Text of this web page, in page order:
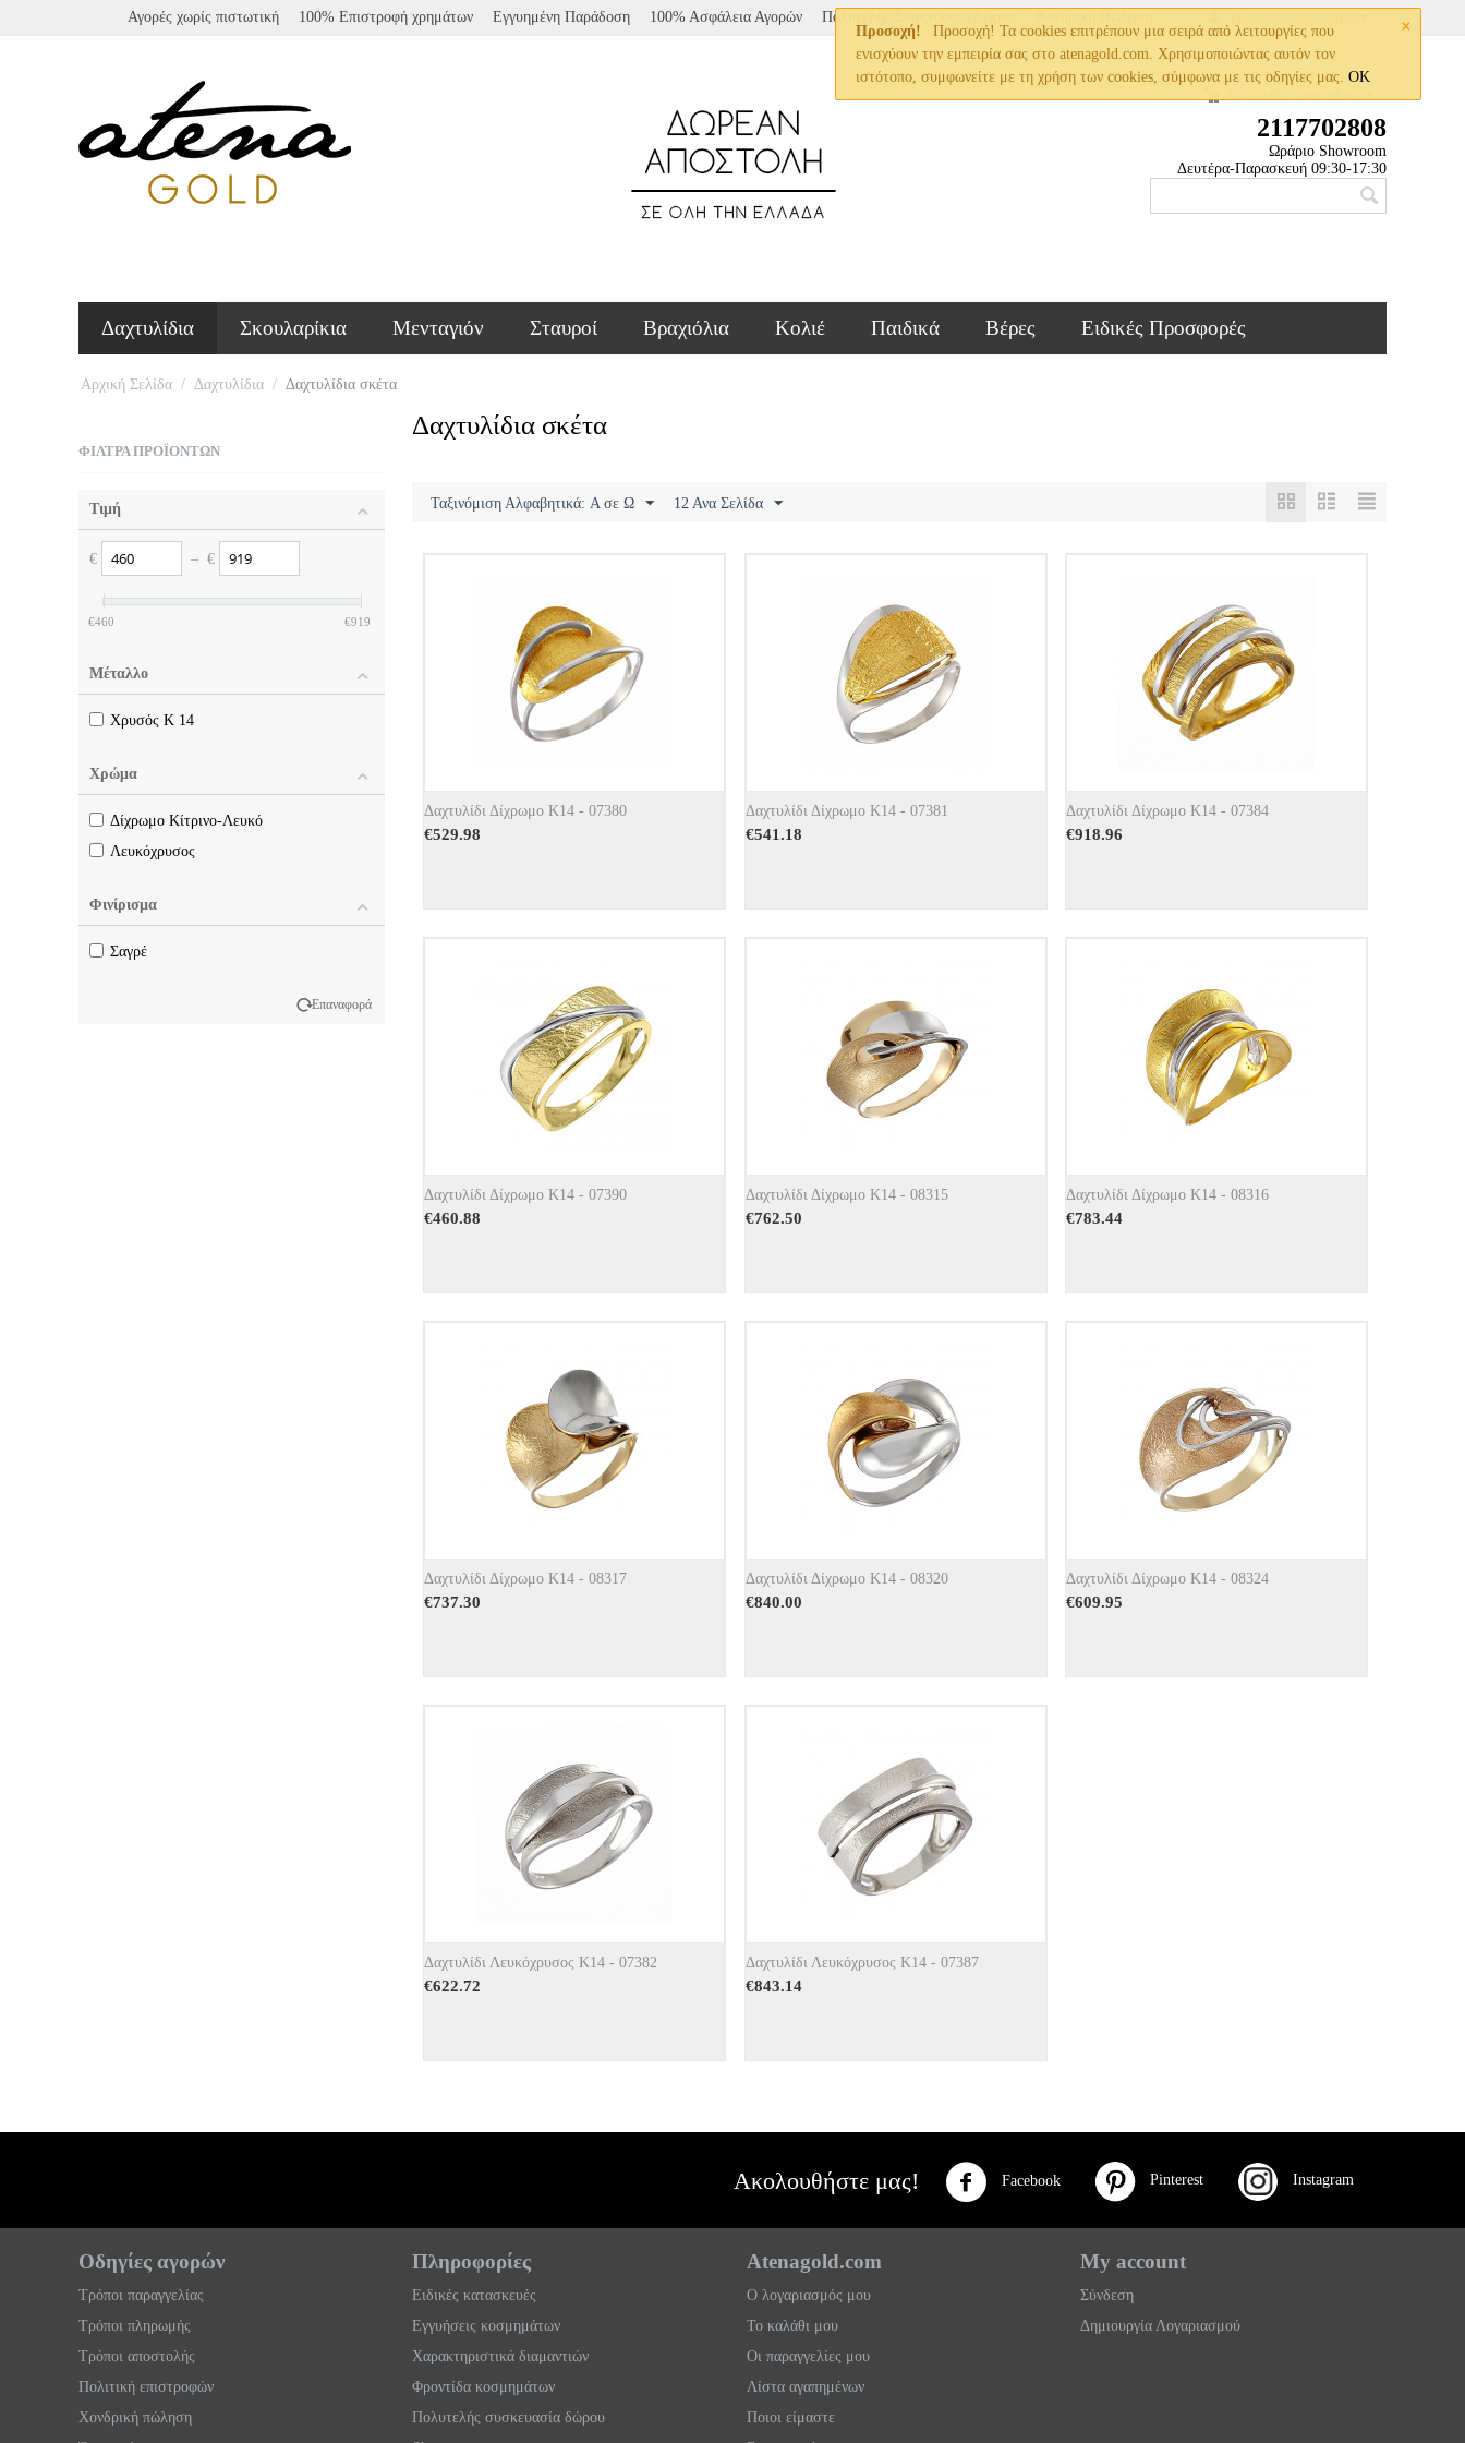
×
Προσοχή!
Προσοχή! Τα cookies επιτρέπουν μια σειρά από λειτουργίες που
ενισχύουν την εμπειρία σας στο atenagold.com. Χρησιμοποιώντας αυτόν τον
ιστότοπο, συμφωνείτε με τη χρήση των cookies, σύμφωνα με τις οδηγίες μας.OK
Αγορές χωρίς πιστωτική 100% Επιστροφή χρημάτων Εγγυημένη Παράδοση 100% Ασφάλεια Αγορών Πολυτελής Συσκευασία Δώρου
Το καλάθι είναι άδειο
2117702808
Ωράριο Showroom
Δευτέρα-Παρασκευή 09:30-17:30
Δαχτυλίδια Σκουλαρίκια Μενταγιόν Σταυροί Βραχιόλια Κολιέ Παιδικά Βέρες Ειδικές Προσφορές
Αρχική Σελίδα / Δαχτυλίδια / Δαχτυλίδια σκέτα
ΦΊΛΤΡΑ ΠΡΟΪΌΝΤΩΝ
Τιμή
€ – €
€460 €919
Μέταλλο
Χρυσός Κ 14
Χρώμα
Δίχρωμο Κίτρινο-Λευκό
Λευκόχρυσος
Φινίρισμα
Σαγρέ
Επαναφορά
Δαχτυλίδια σκέτα
Ταξινόμιση Αλφαβητικά: A σε Ω 12 Ανα Σελίδα
Δαχτυλίδι Δίχρωμο Κ14 - 07380
€529.98
Δαχτυλίδι Δίχρωμο Κ14 - 07381
€541.18
Δαχτυλίδι Δίχρωμο Κ14 - 07384
€918.96
Δαχτυλίδι Δίχρωμο Κ14 - 07390
€460.88
Δαχτυλίδι Δίχρωμο Κ14 - 08315
€762.50
Δαχτυλίδι Δίχρωμο Κ14 - 08316
€783.44
Δαχτυλίδι Δίχρωμο Κ14 - 08317
€737.30
Δαχτυλίδι Δίχρωμο Κ14 - 08320
€840.00
Δαχτυλίδι Δίχρωμο Κ14 - 08324
€609.95
Δαχτυλίδι Λευκόχρυσος Κ14 - 07382
€622.72
Δαχτυλίδι Λευκόχρυσος Κ14 - 07387
€843.14
Ακολουθήστε μας! Facebook Pinterest Instagram
Οδηγίες αγορών
Τρόποι παραγγελίας
Τρόποι πληρωμής
Τρόποι αποστολής
Πολιτική επιστροφών
Χονδρική πώληση
Πληροφορίες
Ειδικές κατασκευές
Εγγυήσεις κοσμημάτων
Χαρακτηριστικά διαμαντιών
Φροντίδα κοσμημάτων
Πολυτελής συσκευασία δώρου
Atenagold.com
Ο λογαριασμός μου
Το καλάθι μου
Οι παραγγελίες μου
Λίστα αγαπημένων
Ποιοι είμαστε
My account
Σύνδεση
Δημιουργία Λογαριασμού